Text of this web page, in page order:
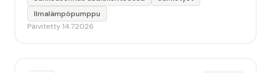
Ilmalämpöpumppu
Päivitetty 14.7.2026